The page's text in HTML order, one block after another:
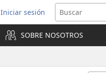
Iniciar sesión
(abre
una
nueva
ventana)
SOBRE NOSOTROS